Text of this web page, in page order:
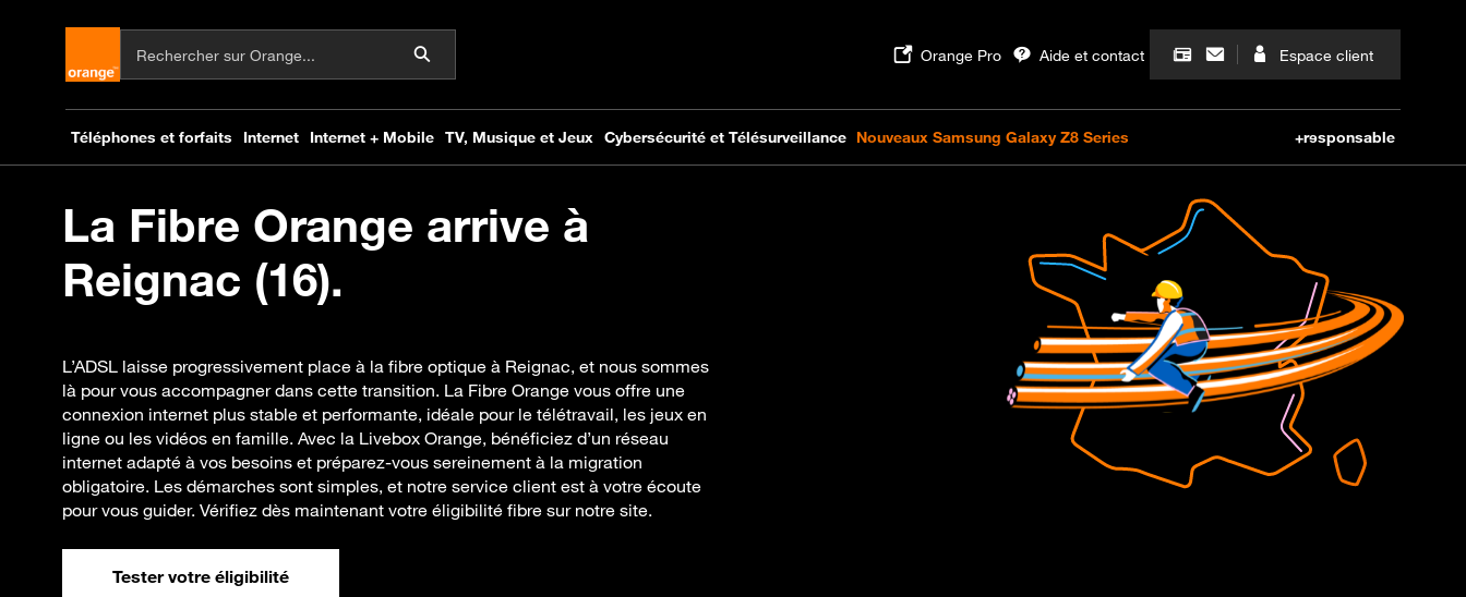
La Fibre Orange arrive à
Reignac (16).
L’ADSL laisse progressivement place à la fibre optique à Reignac, et nous sommes
là pour vous accompagner dans cette transition. La Fibre Orange vous offre une
connexion internet plus stable et performante, idéale pour le télétravail, les jeux en
ligne ou les vidéos en famille. Avec la Livebox Orange, bénéficiez d’un réseau
internet adapté à vos besoins et préparez-vous sereinement à la migration
obligatoire. Les démarches sont simples, et notre service client est à votre écoute
pour vous guider. Vérifiez dès maintenant votre éligibilité fibre sur notre site.
Tester votre éligibilité